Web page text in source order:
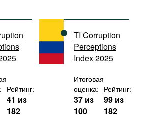
международных
Рейтинг:
41 из
182
TI Corruption
Perceptions
Index 2025
Итоговая
оценка:
37 из
100
Рейтинг:
99 из
182